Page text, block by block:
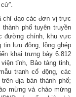
đạo các đơn vị trực
phố tuyên truyền
đường chính, khu vực
lưu động, lồng ghép
khai trưng bày 6.812
tỉnh, Bảo tàng tỉnh,
tranh cổ động, các
địa bàn thành phố;
mừng và chào mừng